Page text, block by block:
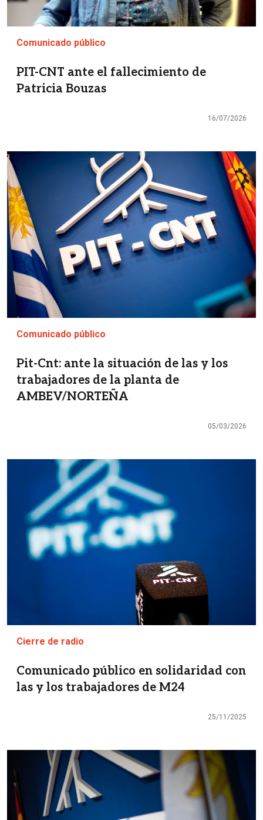
Comunicado público
PIT-CNT ante el fallecimiento de
Patricia Bouzas
16/07/2026
Imagen
Comunicado público
Pit-Cnt: ante la situación de las y los
trabajadores de la planta de
AMBEV/NORTEÑA
05/03/2026
Cierre de radio
Comunicado público en solidaridad con
las y los trabajadores de M24
25/11/2025
Imagen